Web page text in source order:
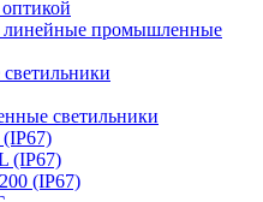
линейные промышленные
светильники
(IP67)
(IP67)